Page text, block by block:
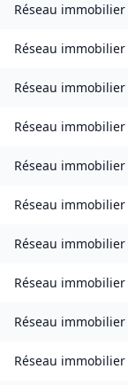
Réseau immobilier
Réseau immobilier
Réseau immobilier
Réseau immobilier
Réseau immobilier
Réseau immobilier
Réseau immobilier
Réseau immobilier
Réseau immobilier
Réseau immobilier